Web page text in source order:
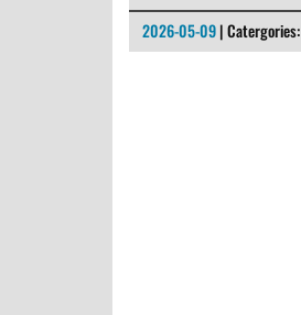
2026-05-09| Catergories: